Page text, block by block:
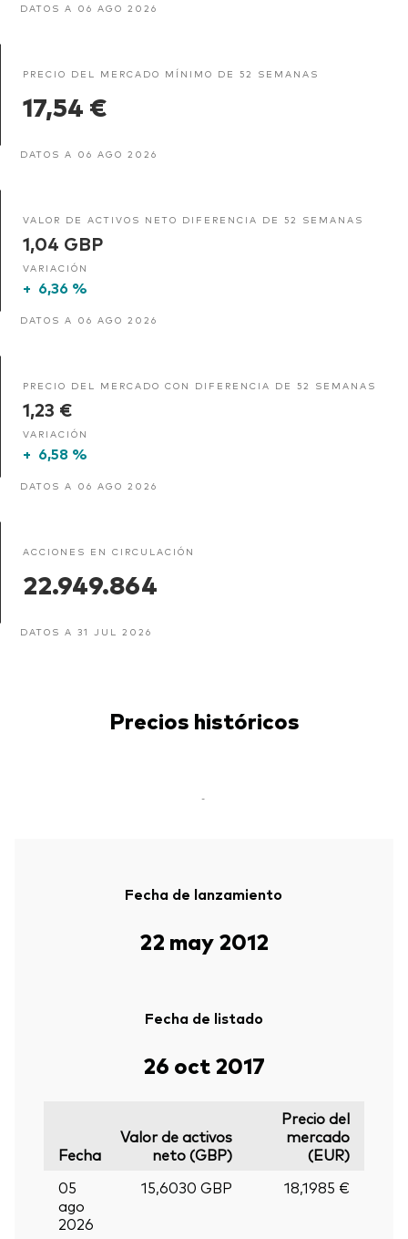
DATOS A 06 AGO 2026
PRECIO DEL MERCADO MÍNIMO DE 52 SEMANAS
17,54 €
DATOS A 06 AGO 2026
VALOR DE ACTIVOS NETO DIFERENCIA DE 52 SEMANAS
1,04 GBP
VARIACIÓN
+ 6,36 %
DATOS A 06 AGO 2026
PRECIO DEL MERCADO CON DIFERENCIA DE 52 SEMANAS
1,23 €
VARIACIÓN
+ 6,58 %
DATOS A 06 AGO 2026
ACCIONES EN CIRCULACIÓN
22.949.864
DATOS A 31 JUL 2026
Precios históricos
-
Fecha de lanzamiento
22 may 2012
Fecha de listado
26 oct 2017
Fecha
Valor de activos
neto (GBP)
Precio del
mercado
(EUR)
05
ago
2026
15,6030 GBP 18,1985 €